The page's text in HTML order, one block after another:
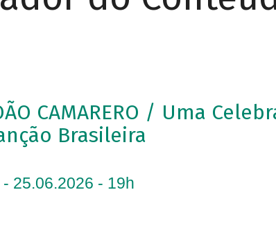
CAMARERO / Uma
Brasileira
25.06.2026 - 19h